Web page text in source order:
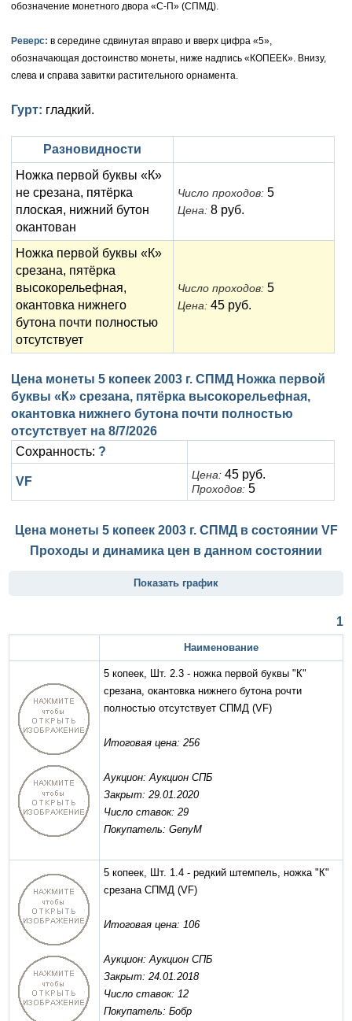
Таврические монеты
Для Пруссии
Ливонезы
Альбертусталер
Екатерина I (1725-1727)
Петр I (1682-1725)
Золото
Серебро
Медь
Для Речи Посполитой
обозначение монетного двора «С-П» (СПМД).
Реверс: в середине сдвинутая вправо и вверх цифра «5»,
обозначающая достоинство монеты, ниже надпись «КОПЕЕК». Внизу,
слева и справа завитки растительного орнамента.
Гурт: гладкий.
Разновидности
Ножка первой буквы «К»
не срезана, пятёрка
плоская, нижний бутон
окантован
Число проходов: 5
Цена: 8 руб.
Ножка первой буквы «К»
срезана, пятёрка
высокорельефная,
окантовка нижнего
бутона почти полностью
отсутствует
Число проходов: 5
Цена: 45 руб.
Цена монеты 5 копеек 2003 г. СПМД Ножка первой
буквы «К» срезана, пятёрка высокорельефная,
окантовка нижнего бутона почти полностью
отсутствует на 8/7/2026
Сохранность: ?
VF Цена: 45 руб.
Проходов: 5
Цена монеты 5 копеек 2003 г. СПМД в состоянии VF
Проходы и динамика цен в данном состоянии
Показать график
1
Наименование
5 копеек, Шт. 2.3 - ножка первой буквы "К"
срезана, окантовка нижнего бутона рочти
полностью отсутствует СПМД (VF)
Итоговая цена: 256
Аукцион: Аукцион СПБ
Закрыт: 29.01.2020
Число ставок: 29
Покупатель: GenyM
5 копеек, Шт. 1.4 - редкий штемпель, ножка "К"
срезана СПМД (VF)
Итоговая цена: 106
Аукцион: Аукцион СПБ
Закрыт: 24.01.2018
Число ставок: 12
Покупатель: Бобр